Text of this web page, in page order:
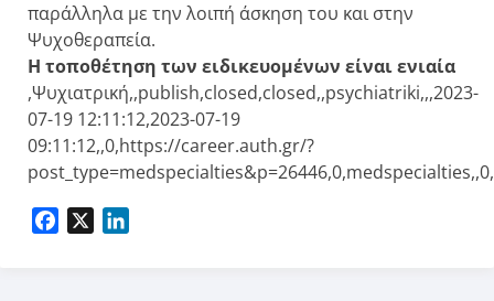
παράλληλα με την λοιπή άσκηση του και στην
Ψυχοθεραπεία.
Η τοποθέτηση των ειδικευομένων είναι ενιαία
,Ψυχιατρική,,publish,closed,closed,,psychiatriki,,,2023-
07-19 12:11:12,2023-07-19
09:11:12,,0,https://career.auth.gr/?
Facebook